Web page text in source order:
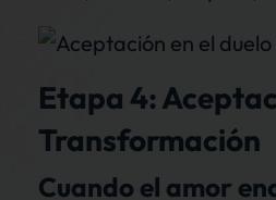
Etapa 4:
Transformación
Cuando el amor